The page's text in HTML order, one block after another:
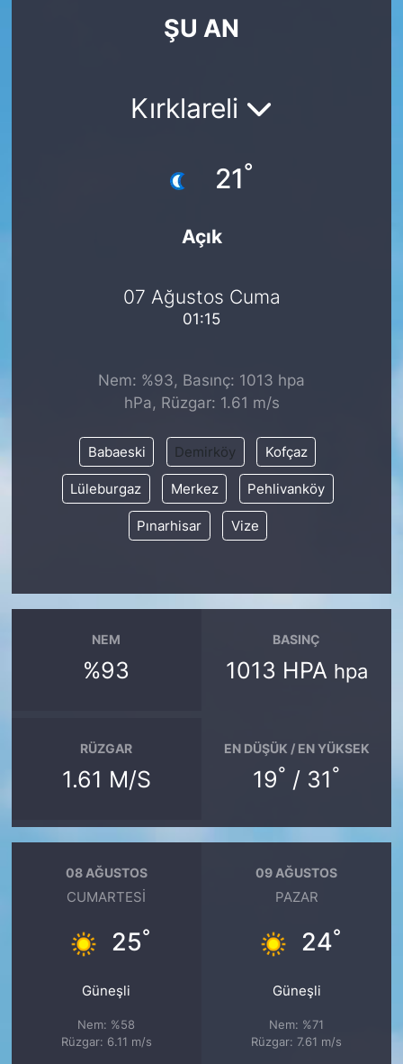
ŞU AN
Kırklareli
21°
Açık
07 Ağustos Cuma
01:15
Nem: %93, Basınç: 1013 hpa
hPa, Rüzgar: 1.61 m/s
Babaeski Demirköy Kofçaz
Lüleburgaz Merkez Pehlivanköy
Pınarhisar Vize
NEM
%93
BASINÇ
1013 HPA hpa
RÜZGAR
1.61 M/S
EN DÜŞÜK / EN YÜKSEK
19° / 31°
08 AĞUSTOS
CUMARTESI
25°
Güneşli
Nem: %58
Rüzgar: 6.11 m/s
09 AĞUSTOS
PAZAR
24°
Güneşli
Nem: %71
Rüzgar: 7.61 m/s
KÖŞE YAZILARI
SARIYER HABERLERİ
SİYASET
SON DAKİKA HABERİ
VİDEO GALERİ